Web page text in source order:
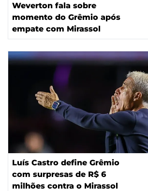
Weverton fala sobre
momento do Grêmio após
empate com Mirassol
Luís Castro define Grêmio
com surpresas de R$ 6
milhões contra o Mirassol